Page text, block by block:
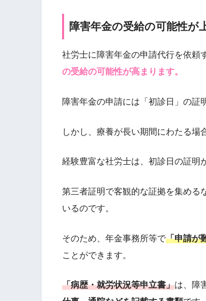
障害年金の受給の可能性が
社労士に障害年金の申請代行を依頼
の受給の可能性が高まります。
障害年金の申請には「初診日」の証
しかし、療養が長い期間にわたる場
経験豊富な社労士は、初診日の証明
第三者証明で客観的な証拠を集める
いるのです。
そのため、年金事務所等で「申請が
ことができます。
「病歴・就労状況等申立書」は、障